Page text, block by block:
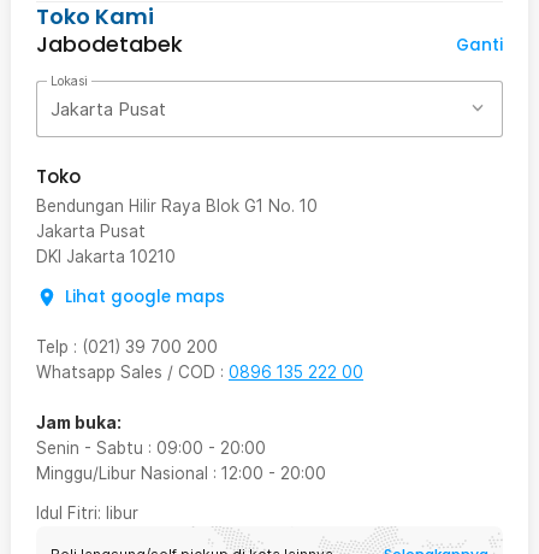
Toko Kami
Jabodetabek
Ganti
Lokasi
Jakarta Pusat
Toko
Bendungan Hilir Raya Blok G1 No. 10
Jakarta Pusat
DKI Jakarta 10210
Lihat google maps
Telp : (021) 39 700 200
Whatsapp Sales / COD : 0896 135 222 00
Jam buka:
Senin - Sabtu : 09:00 - 20:00
Minggu/Libur Nasional : 12:00 - 20:00
Idul Fitri: libur